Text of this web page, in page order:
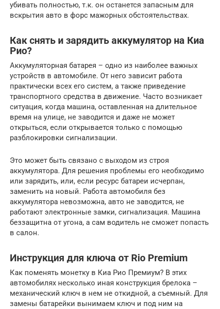
убивать полностью, т.к. он останется запасным для
вскрытия авто в форс мажорных обстоятельствах.
Как снять и зарядить аккумулятор на Киа
Рио?
Аккумуляторная батарея – одно из наиболее важных
устройств в автомобиле. От него зависит работа
практически всех его систем, а также приведение
транспортного средства в движение. Часто возникает
ситуация, когда машина, оставленная на длительное
время на улице, не заводится и даже не может
открыться, если открывается только с помощью
разблокировки сигнализации.
Это может быть связано с выходом из строя
аккумулятора. Для решения проблемы его необходимо
или зарядить, или, если ресурс батареи исчерпан,
заменить на новый. Работа автомобиля без
аккумулятора невозможна, авто не заводится, не
работают электронные замки, сигнализация. Машина
беззащитна от угона, а сам водитель не сможет попасть
в салон.
Инструкция для ключа от Rio Premium
Как поменять монетку в Киа Рио Премиум? В этих
автомобилях несколько иная конструкция брелока –
механический ключ в нем не откидной, а съемный. Для
замены батарейки вынимаем ключ и под ним на